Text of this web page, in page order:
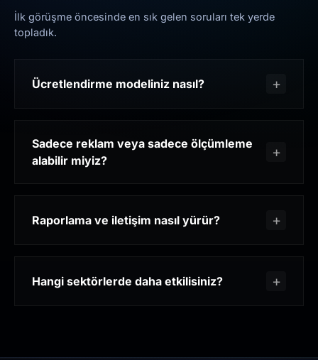
İlk görüşme öncesinde en sık gelen soruları tek yerde
topladık.
Ücretlendirme modeliniz nasıl?
Sadece reklam veya sadece ölçümleme
alabilir miyiz?
Raporlama ve iletişim nasıl yürür?
Hangi sektörlerde daha etkilisiniz?